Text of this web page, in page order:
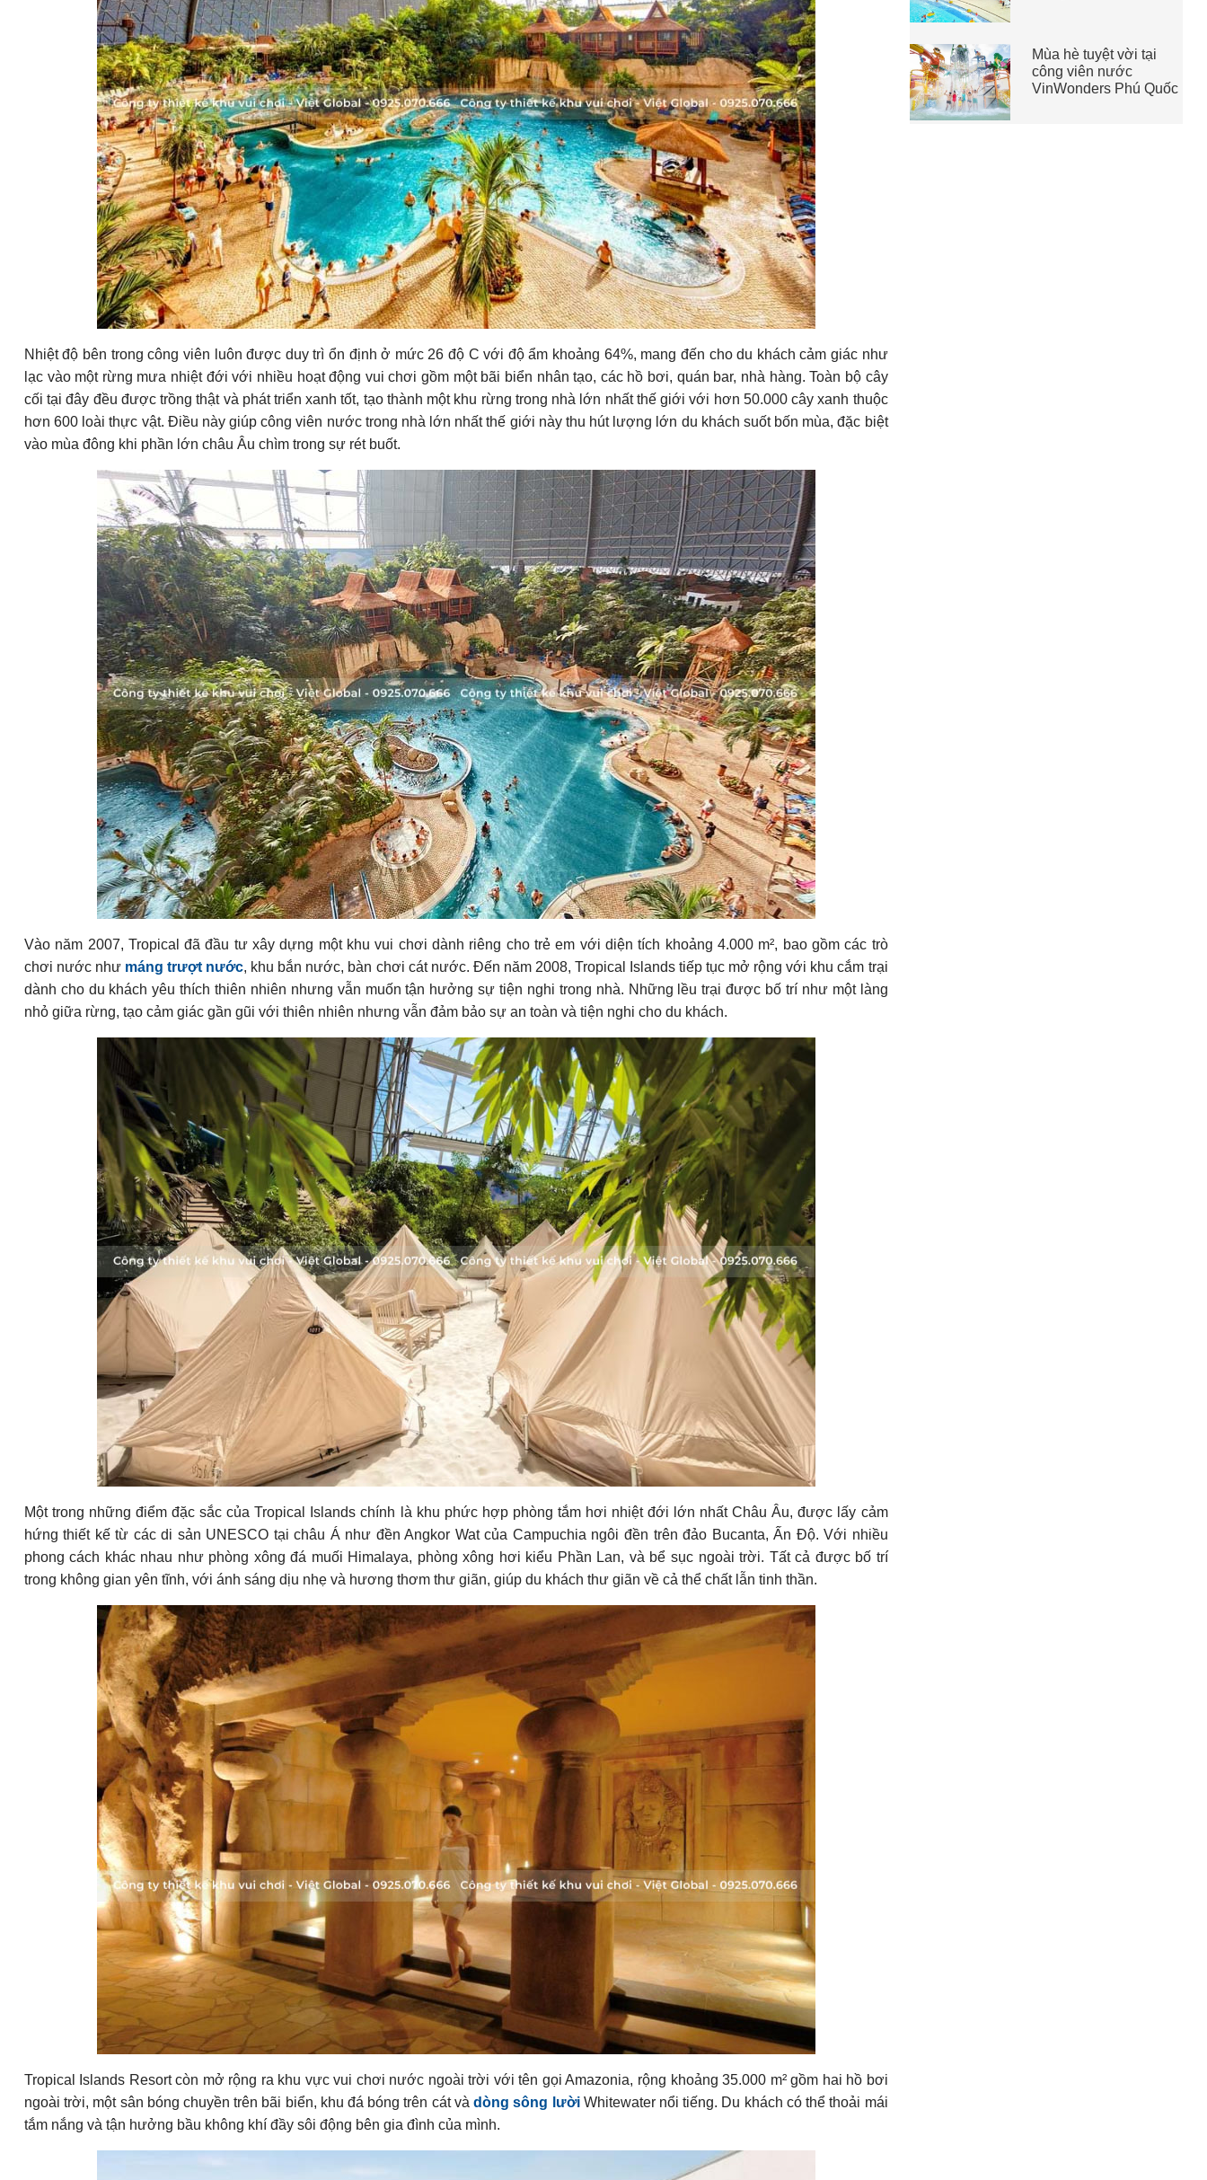
Nhiệt độ bên trong công viên luôn được duy trì ổn định ở mức 26 độ C với độ ẩm khoảng 64%, mang đến cho du khách cảm giác như
lạc vào một rừng mưa nhiệt đới với nhiều hoạt động vui chơi gồm một bãi biển nhân tạo, các hồ bơi, quán bar, nhà hàng. Toàn bộ cây
cối tại đây đều được trồng thật và phát triển xanh tốt, tạo thành một khu rừng trong nhà lớn nhất thế giới với hơn 50.000 cây xanh thuộc
hơn 600 loài thực vật. Điều này giúp công viên nước trong nhà lớn nhất thế giới này thu hút lượng lớn du khách suốt bốn mùa, đặc biệt
vào mùa đông khi phần lớn châu Âu chìm trong sự rét buốt.
Vào năm 2007, Tropical đã đầu tư xây dựng một khu vui chơi dành riêng cho trẻ em với diện tích khoảng 4.000 m², bao gồm các trò
chơi nước như máng trượt nước, khu bắn nước, bàn chơi cát nước. Đến năm 2008, Tropical Islands tiếp tục mở rộng với khu cắm trại
dành cho du khách yêu thích thiên nhiên nhưng vẫn muốn tận hưởng sự tiện nghi trong nhà. Những lều trại được bố trí như một làng
nhỏ giữa rừng, tạo cảm giác gần gũi với thiên nhiên nhưng vẫn đảm bảo sự an toàn và tiện nghi cho du khách.
Một trong những điểm đặc sắc của Tropical Islands chính là khu phức hợp phòng tắm hơi nhiệt đới lớn nhất Châu Âu, được lấy cảm
hứng thiết kế từ các di sản UNESCO tại châu Á như đền Angkor Wat của Campuchia ngôi đền trên đảo Bucanta, Ấn Độ. Với nhiều
phong cách khác nhau như phòng xông đá muối Himalaya, phòng xông hơi kiểu Phần Lan, và bể sục ngoài trời. Tất cả được bố trí
trong không gian yên tĩnh, với ánh sáng dịu nhẹ và hương thơm thư giãn, giúp du khách thư giãn về cả thể chất lẫn tinh thần.
Tropical Islands Resort còn mở rộng ra khu vực vui chơi nước ngoài trời với tên gọi Amazonia, rộng khoảng 35.000 m² gồm hai hồ bơi
ngoài trời, một sân bóng chuyền trên bãi biển, khu đá bóng trên cát vàdòng sông lườiWhitewater nổi tiếng. Du khách có thể thoải mái
tắm nắng và tận hưởng bầu không khí đầy sôi động bên gia đình của mình.
Mùa hè tuyệt vời tại
công viên nước
VinWonders Phú Quốc